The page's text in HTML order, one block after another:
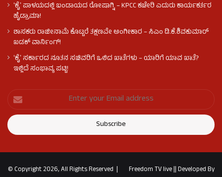
ʻಕೈʼ​ ಪಾಳಯದಲ್ಲಿ ಬಂಡಾಯದ ರೋಷಾಗ್ನಿ – KPCC ಕಚೇರಿ ಎದುರು ಕಾರ್ಯಕರ್ತರ
ಹೈಡ್ರಾಮಾ!
ಶಾಸಕರು ರಾಜೀನಾಮೆ ಕೊಟ್ಟರೆ ತಕ್ಷಣವೇ ಅಂಗೀಕಾರ – ಸಿಎಂ ಡಿ.ಕೆ.ಶಿವಕುಮಾರ್
ಖಡಕ್ ವಾರ್ನಿಂಗ್!
ʻಕೈʼ ಸರ್ಕಾರದ ನೂತನ ಸಚಿವರಿಗೆ ಒಲಿದ ಖಾತೆಗಳು – ಯಾರಿಗೆ ಯಾವ ಖಾತೆ?
ಇಲ್ಲಿದೆ ಸಂಭಾವ್ಯ ಪಟ್ಟಿ!
© Copyright 2026, All Rights Reserved | Freedom TV live||Developed By